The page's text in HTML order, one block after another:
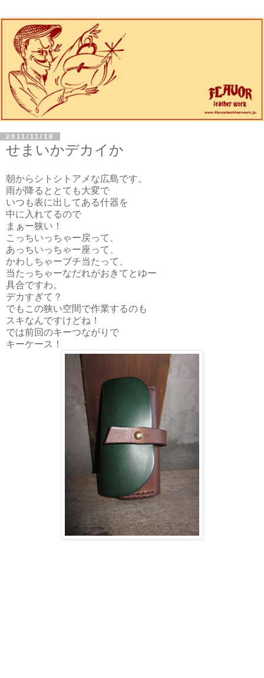
2011/11/18
せまいかデカイか
朝からシトシトアメな広島です。
雨が降るととても大変で
いつも表に出してある什器を
中に入れてるので
まぁー狭い！
こっちいっちゃー戻って、
あっちいっちゃー座って、
かわしちゃーブチ当たって、
当たっちゃーなだれがおきてとゆー
具合ですわ。
デカすぎて？
でもこの狭い空間で作業するのも
スキなんですけどね！
では前回のキーつながりで
キーケース！